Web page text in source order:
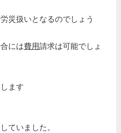
災扱いとなるのでしょう
には費用請求は可能でしょ
ます
ていました。